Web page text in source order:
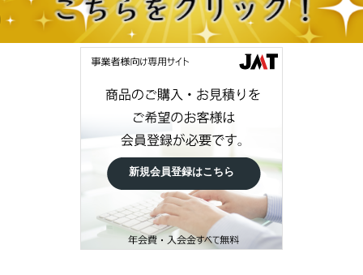
新規会員登録はこちら